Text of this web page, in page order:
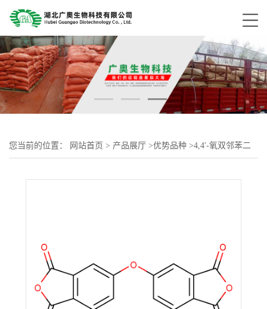
您当前的位置： 网站首页 > 产品展厅 >优势品种 >4,4'-氧双邻苯二